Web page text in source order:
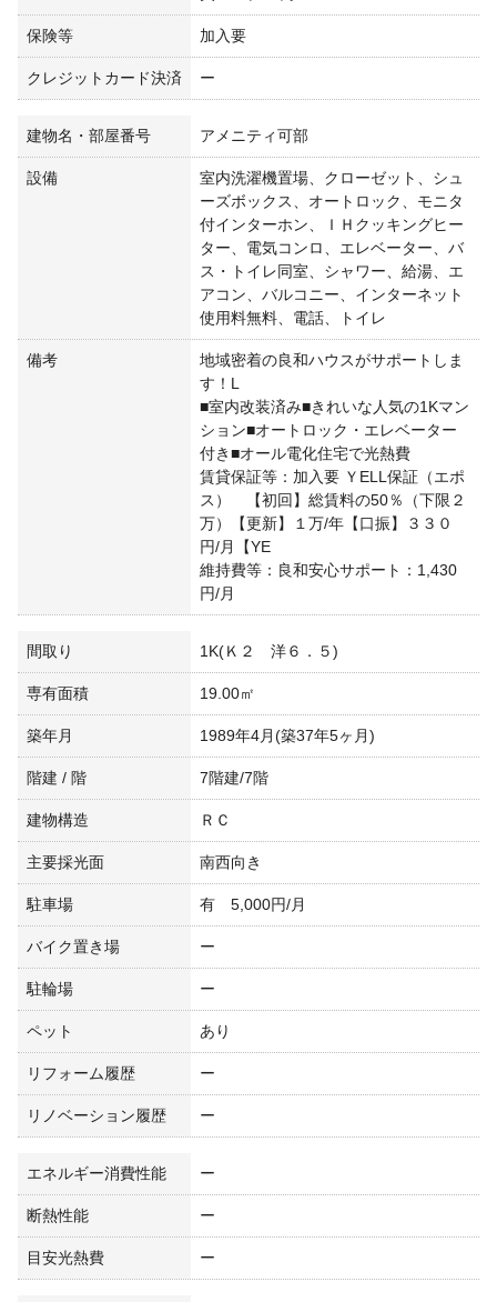
保険等 加入要
クレジットカード決済 ー
建物名・部屋番号 アメニティ可部
設備
室内洗濯機置場、クローゼット、シュ
ーズボックス、オートロック、モニタ
付インターホン、ＩＨクッキングヒー
ター、電気コンロ、エレベーター、バ
ス・トイレ同室、シャワー、給湯、エ
アコン、バルコニー、インターネット
使用料無料、電話、トイレ
備考
地域密着の良和ハウスがサポートしま
す！L
■室内改装済み■きれいな人気の1Kマン
ション■オートロック・エレベーター
付き■オール電化住宅で光熱費
賃貸保証等：加入要 ＹELL保証（エポ
ス） 【初回】総賃料の50％（下限２
万）【更新】１万/年【口振】３３０
円/月【YE
維持費等：良和安心サポート：1,430
円/月
間取り 1K(Ｋ２ 洋６．５)
専有面積 19.00㎡
築年月 1989年4月(築37年5ヶ月)
階建 / 階 7階建/7階
建物構造 ＲＣ
主要採光面 南西向き
駐車場 有 5,000円/月
バイク置き場 ー
駐輪場 ー
ペット あり
リフォーム履歴 ー
リノベーション履歴 ー
エネルギー消費性能 ー
断熱性能 ー
目安光熱費 ー